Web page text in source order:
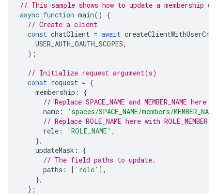
// This sample shows how to update a membership
async function main()
{
// Create a client
const chatClient = await
USER_AUTH_OAUTH_SCOPES,
);
// Initialize request argument(s)
const request = {
membership :
{
// Replace SPACE_NAME and MEMBER_NAME here
name :
'spaces/SPACE_NAME/members/
// Replace ROLE_NAME here with ROLE_MEMBER or
role : 'ROLE_NAME' ,
},
updateMask :
{
// The field paths to update.
paths : [ 'role' ],
},
};